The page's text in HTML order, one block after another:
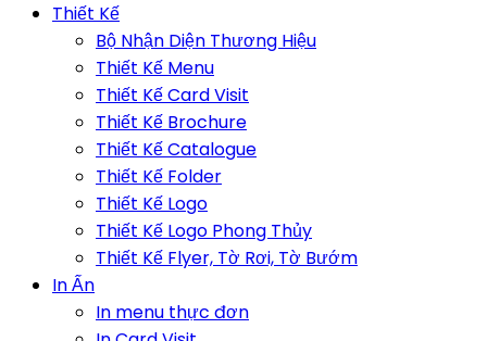
Thiết Kế
Bộ Nhận Diện Thương Hiệu
Thiết Kế Menu
Thiết Kế Card Visit
Thiết Kế Brochure
Thiết Kế Catalogue
Thiết Kế Folder
Thiết Kế Logo
Thiết Kế Logo Phong Thủy
Thiết Kế Flyer, Tờ Rơi, Tờ Bướm
In Ấn
In menu thực đơn